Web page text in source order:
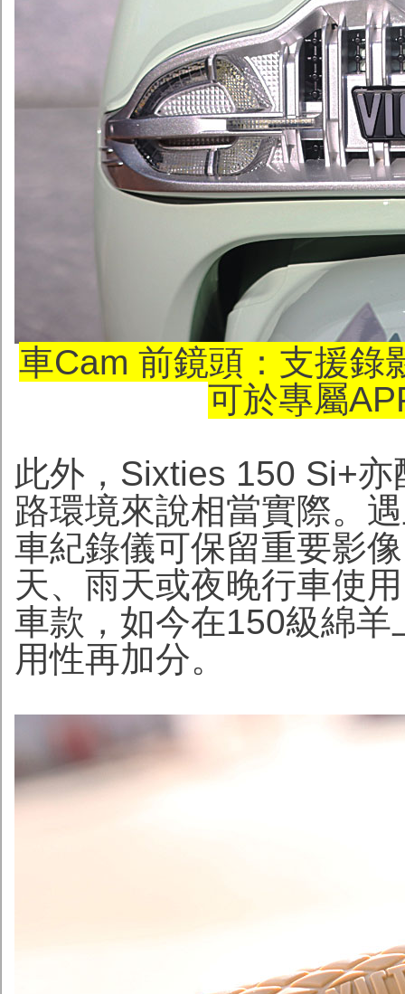
車Cam 前鏡頭：支援錄
可於專屬
此外，Sixties 150 Si+
路環境來說相當實際。
車紀錄儀可保留重要影
天、雨天或夜晚行車使
車款，如今在150級綿
用性再加分。